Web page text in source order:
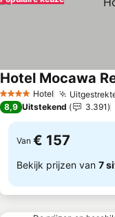
4 SterrenHotel
Hotel Mocawa
8,9 Uitstekend 3.391
Van € 157
Bekijk prijzen van 7